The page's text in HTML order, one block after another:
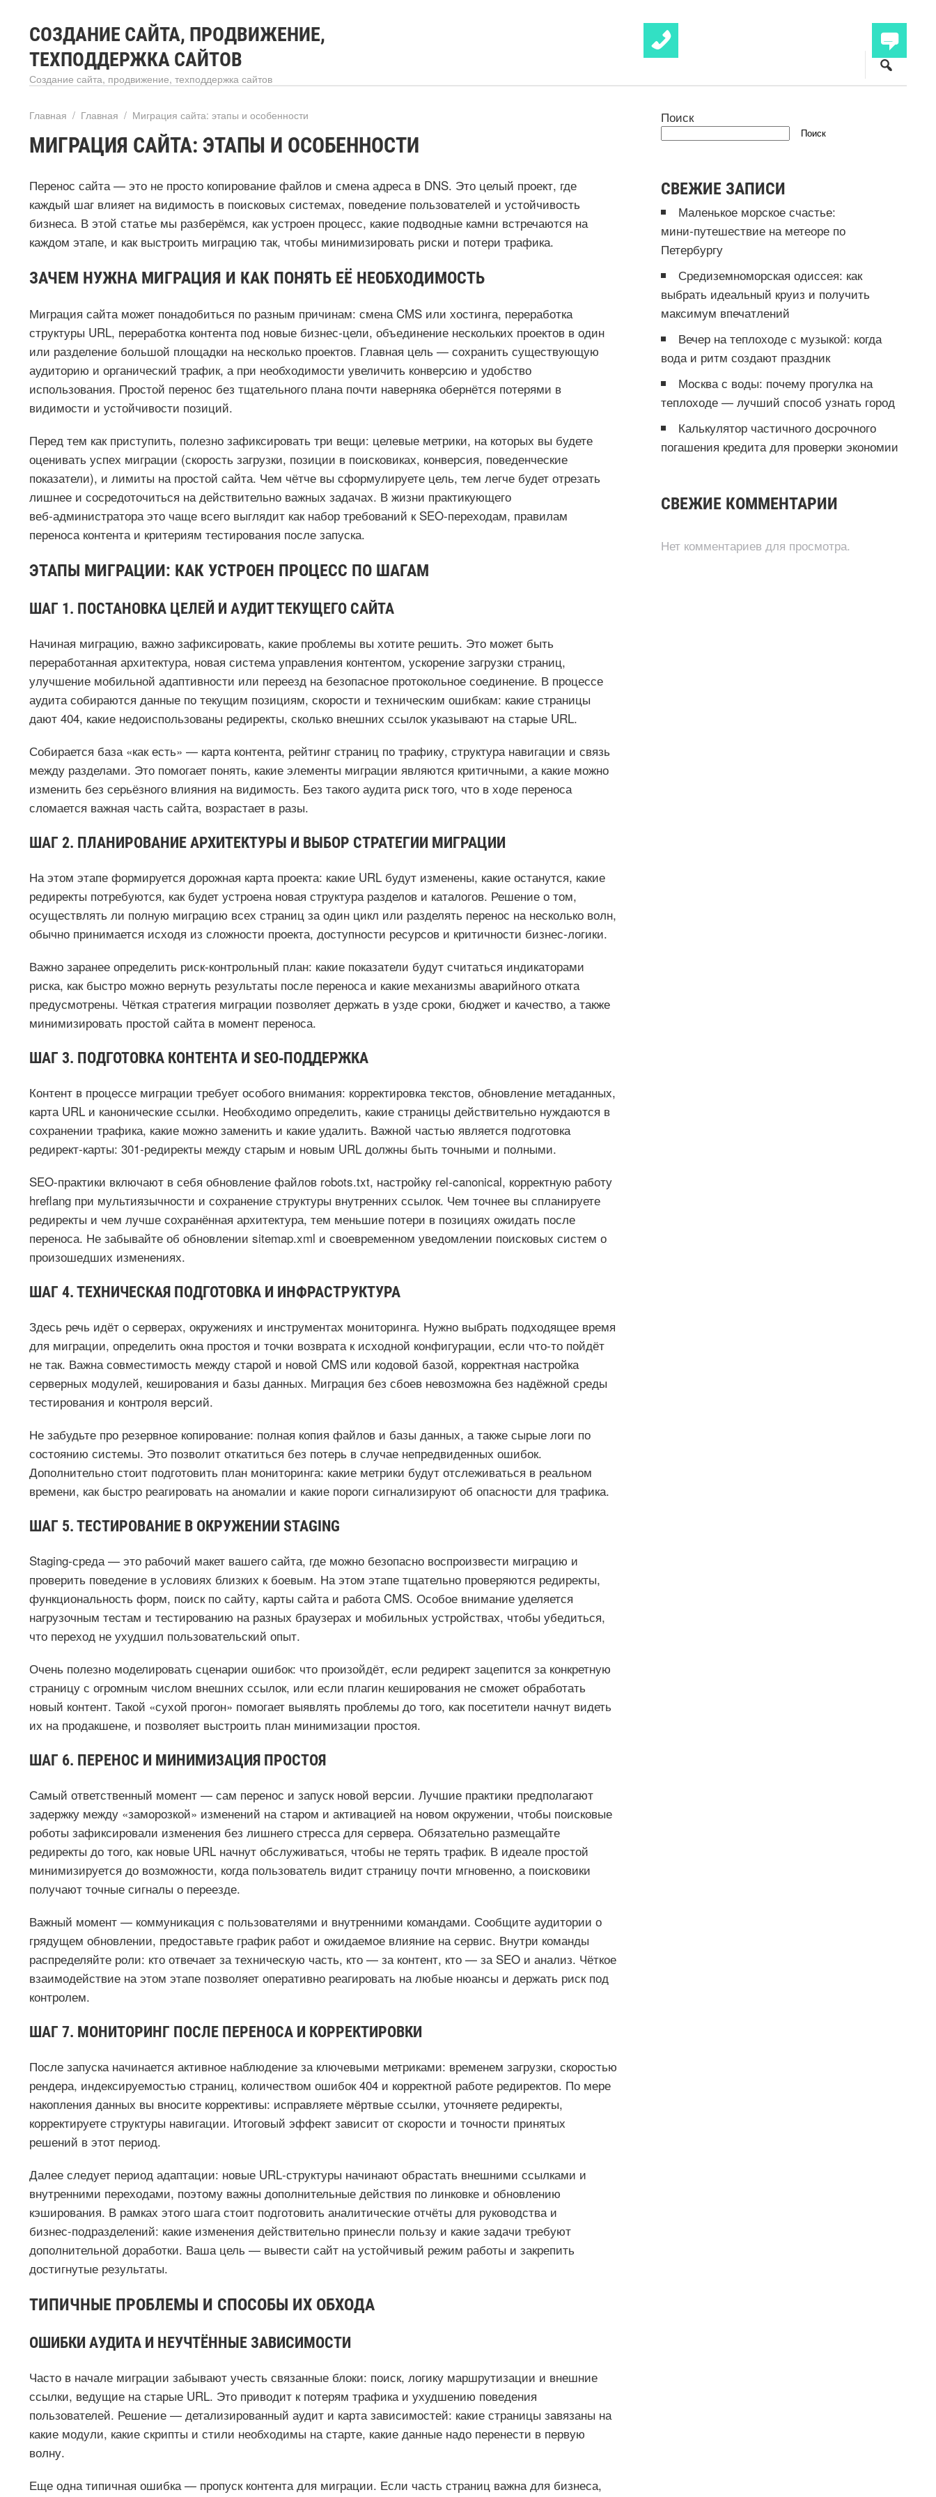
СОЗДАНИЕ САЙТА, ПРОДВИЖЕНИЕ,
ТЕХПОДДЕРЖКА САЙТОВ
Создание сайта, продвижение, техподдержка сайтов
Главная / Главная / Миграция сайта: этапы и особенности
МИГРАЦИЯ САЙТА: ЭТАПЫ И ОСОБЕННОСТИ
Перенос сайта — это не просто копирование файлов и смена адреса в DNS. Это целый проект, где
каждый шаг влияет на видимость в поисковых системах, поведение пользователей и устойчивость
бизнеса. В этой статье мы разберёмся, как устроен процесс, какие подводные камни встречаются на
каждом этапе, и как выстроить миграцию так, чтобы минимизировать риски и потери трафика.
ЗАЧЕМ НУЖНА МИГРАЦИЯ И КАК ПОНЯТЬ ЕЁ НЕОБХОДИМОСТЬ
Миграция сайта может понадобиться по разным причинам: смена CMS или хостинга, переработка
структуры URL, переработка контента под новые бизнес‑цели, объединение нескольких проектов в один
или разделение большой площадки на несколько проектов. Главная цель — сохранить существующую
аудиторию и органический трафик, а при необходимости увеличить конверсию и удобство
использования. Простой перенос без тщательного плана почти наверняка обернётся потерями в
видимости и устойчивости позиций.
Перед тем как приступить, полезно зафиксировать три вещи: целевые метрики, на которых вы будете
оценивать успех миграции (скорость загрузки, позиции в поисковиках, конверсия, поведенческие
показатели), и лимиты на простой сайта. Чем чётче вы сформулируете цель, тем легче будет отрезать
лишнее и сосредоточиться на действительно важных задачах. В жизни практикующего
веб‑администратора это чаще всего выглядит как набор требований к SEO‑переходам, правилам
переноса контента и критериям тестирования после запуска.
ЭТАПЫ МИГРАЦИИ: КАК УСТРОЕН ПРОЦЕСС ПО ШАГАМ
ШАГ 1. ПОСТАНОВКА ЦЕЛЕЙ И АУДИТ ТЕКУЩЕГО САЙТА
Начиная миграцию, важно зафиксировать, какие проблемы вы хотите решить. Это может быть
переработанная архитектура, новая система управления контентом, ускорение загрузки страниц,
улучшение мобильной адаптивности или переезд на безопасное протокольное соединение. В процессе
аудита собираются данные по текущим позициям, скорости и техническим ошибкам: какие страницы
дают 404, какие недоиспользованы редиректы, сколько внешних ссылок указывают на старые URL.
Собирается база «как есть» — карта контента, рейтинг страниц по трафику, структура навигации и связь
между разделами. Это помогает понять, какие элементы миграции являются критичными, а какие можно
изменить без серьёзного влияния на видимость. Без такого аудита риск того, что в ходе переноса
сломается важная часть сайта, возрастает в разы.
ШАГ 2. ПЛАНИРОВАНИЕ АРХИТЕКТУРЫ И ВЫБОР СТРАТЕГИИ МИГРАЦИИ
На этом этапе формируется дорожная карта проекта: какие URL будут изменены, какие останутся, какие
редиректы потребуются, как будет устроена новая структура разделов и каталогов. Решение о том,
осуществлять ли полную миграцию всех страниц за один цикл или разделять перенос на несколько волн,
обычно принимается исходя из сложности проекта, доступности ресурсов и критичности бизнес‑логики.
Важно заранее определить риск‑контрольный план: какие показатели будут считаться индикаторами
риска, как быстро можно вернуть результаты после переноса и какие механизмы аварийного отката
предусмотрены. Чёткая стратегия миграции позволяет держать в узде сроки, бюджет и качество, а также
минимизировать простой сайта в момент переноса.
ШАГ 3. ПОДГОТОВКА КОНТЕНТА И SEO‑ПОДДЕРЖКА
Контент в процессе миграции требует особого внимания: корректировка текстов, обновление метаданных,
карта URL и канонические ссылки. Необходимо определить, какие страницы действительно нуждаются в
сохранении трафика, какие можно заменить и какие удалить. Важной частью является подготовка
редирект‑карты: 301‑редиректы между старым и новым URL должны быть точными и полными.
SEO‑практики включают в себя обновление файлов robots.txt, настройку rel‑canonical, корректную работу
hreflang при мультиязычности и сохранение структуры внутренних ссылок. Чем точнее вы спланируете
редиректы и чем лучше сохранённая архитектура, тем меньшие потери в позициях ожидать после
переноса. Не забывайте об обновлении sitemap.xml и своевременном уведомлении поисковых систем о
произошедших изменениях.
ШАГ 4. ТЕХНИЧЕСКАЯ ПОДГОТОВКА И ИНФРАСТРУКТУРА
Здесь речь идёт о серверах, окружениях и инструментах мониторинга. Нужно выбрать подходящее время
для миграции, определить окна простоя и точки возврата к исходной конфигурации, если что‑то пойдёт
не так. Важна совместимость между старой и новой CMS или кодовой базой, корректная настройка
серверных модулей, кеширования и базы данных. Миграция без сбоев невозможна без надёжной среды
тестирования и контроля версий.
Не забудьте про резервное копирование: полная копия файлов и базы данных, а также сырые логи по
состоянию системы. Это позволит откатиться без потерь в случае непредвиденных ошибок.
Дополнительно стоит подготовить план мониторинга: какие метрики будут отслеживаться в реальном
времени, как быстро реагировать на аномалии и какие пороги сигнализируют об опасности для трафика.
ШАГ 5. ТЕСТИРОВАНИЕ В ОКРУЖЕНИИ STAGING
Staging‑среда — это рабочий макет вашего сайта, где можно безопасно воспроизвести миграцию и
проверить поведение в условиях близких к боевым. На этом этапе тщательно проверяются редиректы,
функциональность форм, поиск по сайту, карты сайта и работа CMS. Особое внимание уделяется
нагрузочным тестам и тестированию на разных браузерах и мобильных устройствах, чтобы убедиться,
что переход не ухудшил пользовательский опыт.
Очень полезно моделировать сценарии ошибок: что произойдёт, если редирект зацепится за конкретную
страницу с огромным числом внешних ссылок, или если плагин кеширования не сможет обработать
новый контент. Такой «сухой прогон» помогает выявлять проблемы до того, как посетители начнут видеть
их на продакшене, и позволяет выстроить план минимизации простоя.
ШАГ 6. ПЕРЕНОС И МИНИМИЗАЦИЯ ПРОСТОЯ
Самый ответственный момент — сам перенос и запуск новой версии. Лучшие практики предполагают
задержку между «заморозкой» изменений на старом и активацией на новом окружении, чтобы поисковые
роботы зафиксировали изменения без лишнего стресса для сервера. Обязательно размещайте
редиректы до того, как новые URL начнут обслуживаться, чтобы не терять трафик. В идеале простой
минимизируется до возможности, когда пользователь видит страницу почти мгновенно, а поисковики
получают точные сигналы о переезде.
Важный момент — коммуникация с пользователями и внутренними командами. Сообщите аудитории о
грядущем обновлении, предоставьте график работ и ожидаемое влияние на сервис. Внутри команды
распределяйте роли: кто отвечает за техническую часть, кто — за контент, кто — за SEO и анализ. Чёткое
взаимодействие на этом этапе позволяет оперативно реагировать на любые нюансы и держать риск под
контролем.
ШАГ 7. МОНИТОРИНГ ПОСЛЕ ПЕРЕНОСА И КОРРЕКТИРОВКИ
После запуска начинается активное наблюдение за ключевыми метриками: временем загрузки, скоростью
рендера, индексируемостью страниц, количеством ошибок 404 и корректной работе редиректов. По мере
накопления данных вы вносите коррективы: исправляете мёртвые ссылки, уточняете редиректы,
корректируете структуры навигации. Итоговый эффект зависит от скорости и точности принятых
решений в этот период.
Далее следует период адаптации: новые URL‑структуры начинают обрастать внешними ссылками и
внутренними переходами, поэтому важны дополнительные действия по линковке и обновлению
кэширования. В рамках этого шага стоит подготовить аналитические отчёты для руководства и
бизнес‑подразделений: какие изменения действительно принесли пользу и какие задачи требуют
дополнительной доработки. Ваша цель — вывести сайт на устойчивый режим работы и закрепить
достигнутые результаты.
ТИПИЧНЫЕ ПРОБЛЕМЫ И СПОСОБЫ ИХ ОБХОДА
ОШИБКИ АУДИТА И НЕУЧТЁННЫЕ ЗАВИСИМОСТИ
Часто в начале миграции забывают учесть связанные блоки: поиск, логику маршрутизации и внешние
ссылки, ведущие на старые URL. Это приводит к потерям трафика и ухудшению поведения
пользователей. Решение — детализированный аудит и карта зависимостей: какие страницы завязаны на
какие модули, какие скрипты и стили необходимы на старте, какие данные надо перенести в первую
волну.
Еще одна типичная ошибка — пропуск контента для миграции. Если часть страниц важна для бизнеса,
Поиск
Поиск
СВЕЖИЕ ЗАПИСИ
Маленькое морское счастье:
мини‑путешествие на метеоре по
Петербургу
Средиземноморская одиссея: как
выбрать идеальный круиз и получить
максимум впечатлений
Вечер на теплоходе с музыкой: когда
вода и ритм создают праздник
Москва с воды: почему прогулка на
теплоходе — лучший способ узнать город
Калькулятор частичного досрочного
погашения кредита для проверки экономии
СВЕЖИЕ КОММЕНТАРИИ
Нет комментариев для просмотра.